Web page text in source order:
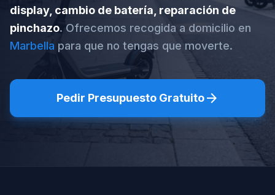
display, cambio de batería, reparación de
pinchazo. Ofrecemos recogida a domicilio en
Marbella para que no tengas que moverte.
Pedir Presupuesto Gratuitoarrow_forward